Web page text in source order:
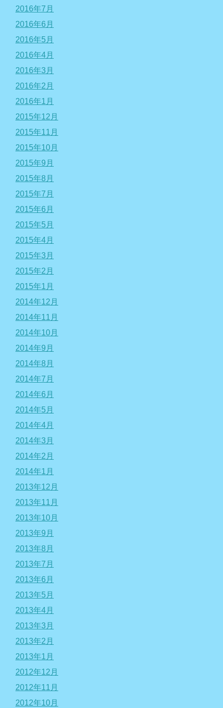
2016年7月
2016年6月
2016年5月
2016年4月
2016年3月
2016年2月
2016年1月
2015年12月
2015年11月
2015年10月
2015年9月
2015年8月
2015年7月
2015年6月
2015年5月
2015年4月
2015年3月
2015年2月
2015年1月
2014年12月
2014年11月
2014年10月
2014年9月
2014年8月
2014年7月
2014年6月
2014年5月
2014年4月
2014年3月
2014年2月
2014年1月
2013年12月
2013年11月
2013年10月
2013年9月
2013年8月
2013年7月
2013年6月
2013年5月
2013年4月
2013年3月
2013年2月
2013年1月
2012年12月
2012年11月
2012年10月